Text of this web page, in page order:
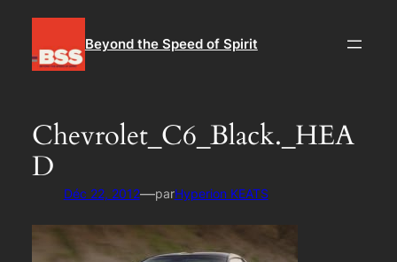
contenu
Beyond the Speed of Spirit
Chevrolet_C6_Black._HEA
D
Déc 22, 2012—parHyperion KEATS